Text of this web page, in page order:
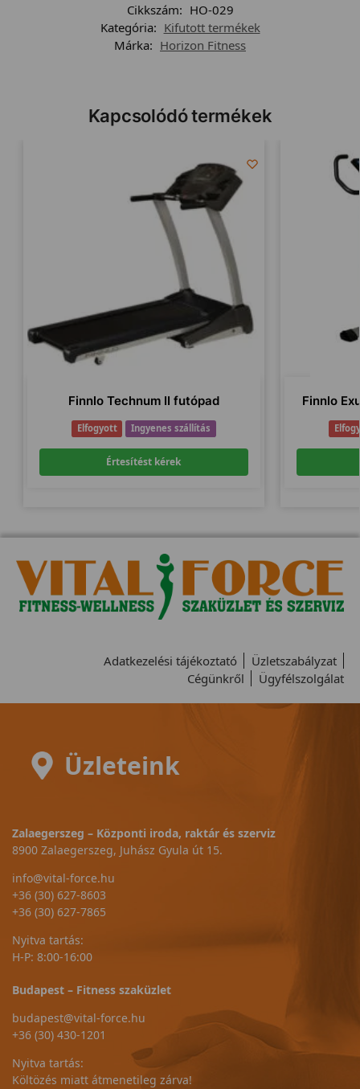
Cikkszám: HO-029
Kategória: Kifutott termékek
Márka: Horizon Fitness
Kapcsolódó termékek
Finnlo Technum II futópad
Elfogyott Ingyenes szállítás
Értesítést kérek
Finnlo
Adatkezelési tájékoztató
Üzletszabályzat
Cégünkről
Ügyfélszolgálat
Üzleteink
Zalaegerszeg – Központi iroda, raktár és szerviz
8900 Zalaegerszeg, Juhász Gyula út 15.
info@vital-force.hu
+36 (30) 627-8603
+36 (30) 627-7865
Nyitva tartás:
H-P: 8:00-16:00
Budapest – Fitness szaküzlet
budapest@vital-force.hu
+36 (30) 430-1201
Nyitva tartás:
Költözés miatt átmenetileg zárva!